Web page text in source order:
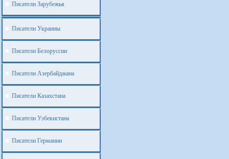
Писатели Зарубежья
Писатели Украины
Писатели Белоруссии
Писатели Азербайджана
Писатели Казахстана
Писатели Узбекистана
Писатели Германии